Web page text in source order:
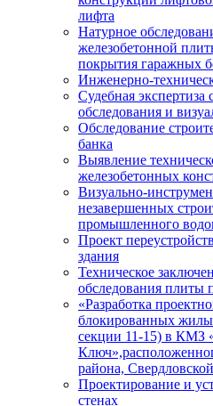
лифта
Натурное
железобетонной
покрытия гаражных
Инженерно-
Судебная экспертиза
обследования и
Обследование
банка
Выявление
железобетонных
Визуально-
незавершенных
промышленного
Проект
здания
Техническое
обследования плиты
«Разработка
блокированных
секции 11-15) в КМЗ
района,
Проектирование и
стенах